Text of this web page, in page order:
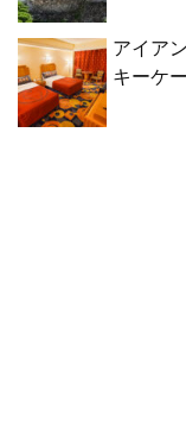
アイア
キーケ